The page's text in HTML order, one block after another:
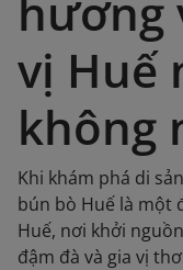
hương
vị Huế
không
Khi khám phá di
bún bò Huế là một
Huế, nơi khởi
đậm đà và gia vị